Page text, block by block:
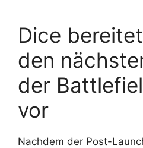
Dice
den
der
vor
Nachdem der Post-